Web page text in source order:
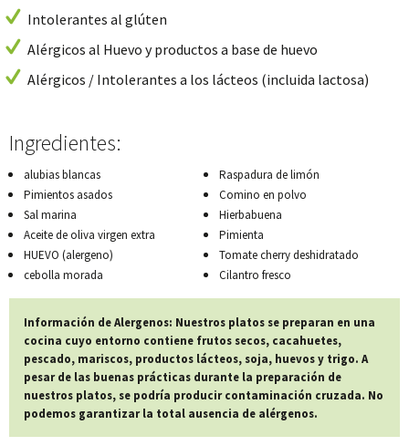
Intolerantes al glúten
Alérgicos al Huevo y productos a base de huevo
Alérgicos / Intolerantes a los lácteos (incluida lactosa)
Ingredientes:
alubias blancas
Pimientos asados
Sal marina
Aceite de oliva virgen extra
HUEVO (alergeno)
cebolla morada
Raspadura de limón
Comino en polvo
Hierbabuena
Pimienta
Tomate cherry deshidratado
Cilantro fresco
Información de Alergenos: Nuestros platos se preparan en una
cocina cuyo entorno contiene frutos secos, cacahuetes,
pescado, mariscos, productos lácteos, soja, huevos y trigo. A
pesar de las buenas prácticas durante la preparación de
nuestros platos, se podría producir contaminación cruzada. No
podemos garantizar la total ausencia de alérgenos.